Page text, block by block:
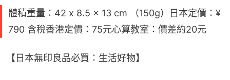
體積重量：42 x 8.5 x 13 cm （150g）日本定價：¥
790 含稅香港定價：75元心算教室：價差約20元
【日本無印良品必買：生活好物】